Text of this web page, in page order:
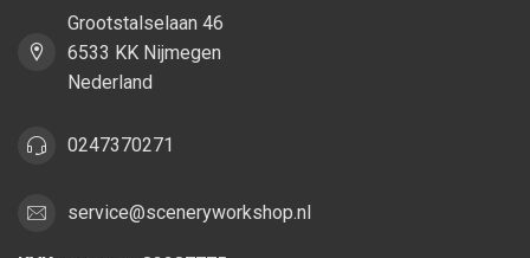
Grootstalselaan 46
6533 KK Nijmegen
Nederland
0247370271
service@sceneryworkshop.nl